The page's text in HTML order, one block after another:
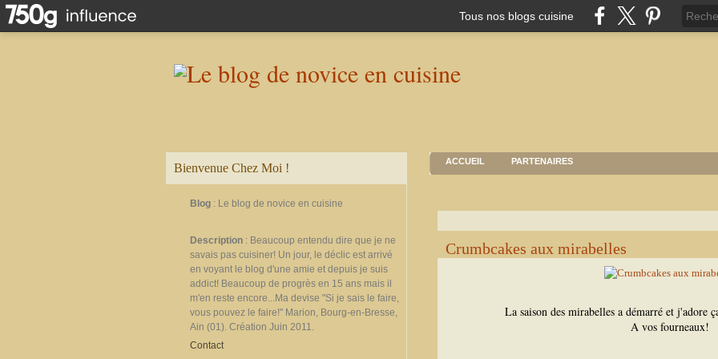
Tous nos blogs cuisine
Bienvenue Chez Moi !
Blog : Le blog de novice en cuisine
Description : Beaucoup entendu dire que je ne
savais pas cuisiner! Un jour, le déclic est arrivé
en voyant le blog d'une amie et depuis je suis
addict! Beaucoup de progrès en 15 ans mais il
m'en reste encore...Ma devise "Si je sais le faire,
vous pouvez le faire!" Marion, Bourg-en-Bresse,
Ain (01). Création Juin 2011.
Contact
ACCUEIL PARTENAIRES
Crumbcakes aux mirabelles
La saison des mirabelles a démarré et j'adore
A vos fourneaux!